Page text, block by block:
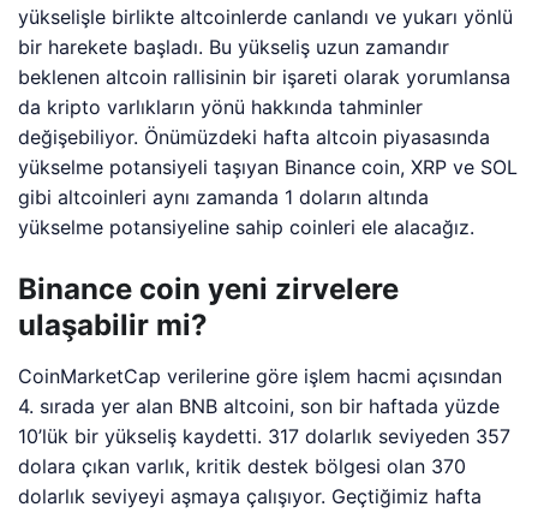
yükselişle birlikte altcoinlerde canlandı ve yukarı yönlü
bir harekete başladı. Bu yükseliş uzun zamandır
beklenen altcoin rallisinin bir işareti olarak yorumlansa
da kripto varlıkların yönü hakkında tahminler
değişebiliyor. Önümüzdeki hafta altcoin piyasasında
yükselme potansiyeli taşıyan Binance coin, XRP ve SOL
gibi altcoinleri aynı zamanda 1 doların altında
yükselme potansiyeline sahip coinleri ele alacağız.
Binance coin yeni zirvelere
ulaşabilir mi?
CoinMarketCap verilerine göre işlem hacmi açısından
4. sırada yer alan BNB altcoini, son bir haftada yüzde
10’lük bir yükseliş kaydetti. 317 dolarlık seviyeden 357
dolara çıkan varlık, kritik destek bölgesi olan 370
dolarlık seviyeyi aşmaya çalışıyor. Geçtiğimiz hafta